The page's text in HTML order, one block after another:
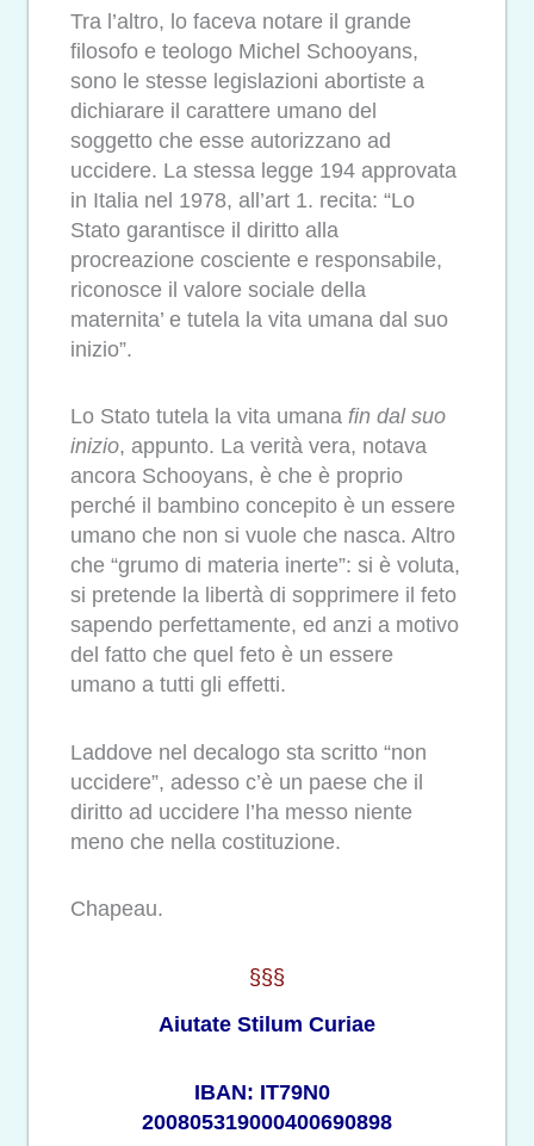
Tra l’altro, lo faceva notare il grande
filosofo e teologo Michel Schooyans,
sono le stesse legislazioni abortiste a
dichiarare il carattere umano del
soggetto che esse autorizzano ad
uccidere. La stessa legge 194 approvata
in Italia nel 1978, all’art 1. recita: “Lo
Stato garantisce il diritto alla
procreazione cosciente e responsabile,
riconosce il valore sociale della
maternita’ e tutela la vita umana dal suo
inizio”.
Lo Stato tutela la vita umana fin dal suo
inizio, appunto. La verità vera, notava
ancora Schooyans, è che è proprio
perché il bambino concepito è un essere
umano che non si vuole che nasca. Altro
che “grumo di materia inerte”: si è voluta,
si pretende la libertà di sopprimere il feto
sapendo perfettamente, ed anzi a motivo
del fatto che quel feto è un essere
umano a tutti gli effetti.
Laddove nel decalogo sta scritto “non
uccidere”, adesso c’è un paese che il
diritto ad uccidere l’ha messo niente
meno che nella costituzione.
Chapeau.
§§§
Aiutate Stilum Curiae
IBAN: IT79N0
200805319000400690898